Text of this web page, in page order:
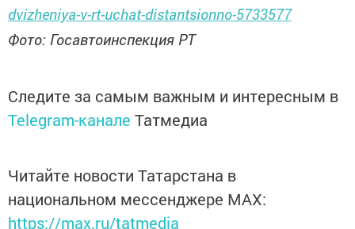
dvizheniya-v-rt-uchat-distantsionno-5733577
Фото: Госавтоинспекция РТ
Следите за самым важным и интересным в
Telegram-канале Татмедиа
Читайте новости Татарстана в
национальном мессенджере MАХ:
https://max.ru/tatmedia